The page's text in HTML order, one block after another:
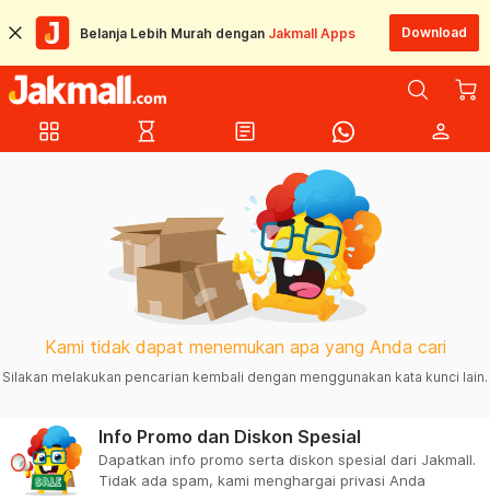
Belanja Lebih Murah dengan Jakmall Apps Download
grid_view hourglass_empty article person
Kami tidak dapat menemukan apa yang Anda cari
Silakan melakukan pencarian kembali dengan menggunakan kata kunci lain.
Info Promo dan Diskon Spesial
Dapatkan info promo serta diskon spesial dari Jakmall.
Tidak ada spam, kami menghargai privasi Anda